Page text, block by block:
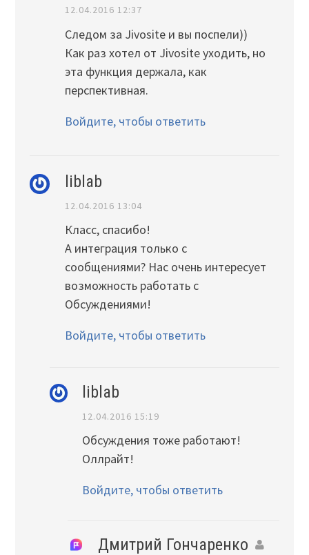
12.04.2016 12:37
Следом за Jivosite и вы поспели))
Как раз хотел от Jivosite уходить, но
эта функция держала, как
перспективная.
Войдите, чтобы ответить
liblab
12.04.2016 13:04
Класс, спасибо!
А интеграция только с
сообщениями? Нас очень интересует
возможность работать с
Обсуждениями!
Войдите, чтобы ответить
liblab
12.04.2016 15:19
Обсуждения тоже работают!
Оллрайт!
Войдите, чтобы ответить
Дмитрий Гончаренко